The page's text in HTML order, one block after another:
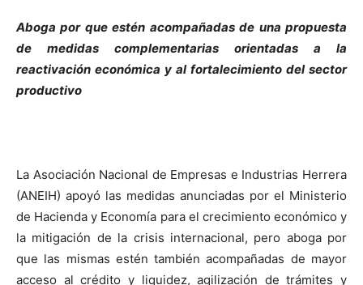
Aboga por que estén acompañadas de una propuesta
de medidas complementarias orientadas a la
reactivación económica y al fortalecimiento del sector
productivo
La Asociación Nacional de Empresas e Industrias Herrera
(ANEIH) apoyó las medidas anunciadas por el Ministerio
de Hacienda y Economía para el crecimiento económico y
la mitigación de la crisis internacional, pero aboga por
que las mismas estén también acompañadas de mayor
acceso al crédito y liquidez, agilización de trámites y